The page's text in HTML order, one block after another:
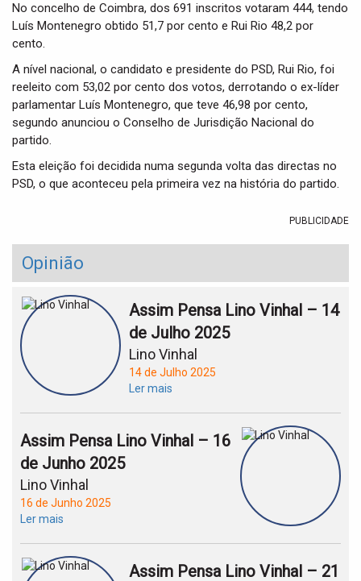
No concelho de Coimbra, dos 691 inscritos votaram 444, tendo
Luís Montenegro obtido 51,7 por cento e Rui Rio 48,2 por
cento.
A nível nacional, o candidato e presidente do PSD, Rui Rio, foi
reeleito com 53,02 por cento dos votos, derrotando o ex-líder
parlamentar Luís Montenegro, que teve 46,98 por cento,
segundo anunciou o Conselho de Jurisdição Nacional do
partido.
Esta eleição foi decidida numa segunda volta das directas no
PSD, o que aconteceu pela primeira vez na história do partido.
PUBLICIDADE
Opinião
Assim Pensa Lino Vinhal – 14
de Julho 2025
Lino Vinhal
14 de Julho 2025
Ler mais
Assim Pensa Lino Vinhal – 16
de Junho 2025
Lino Vinhal
16 de Junho 2025
Ler mais
Assim Pensa Lino Vinhal – 21